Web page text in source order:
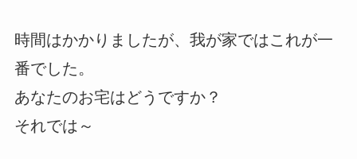
時間はかかりましたが、我が家ではこれが一
番でした。
あなたのお宅はどうですか？
それでは～